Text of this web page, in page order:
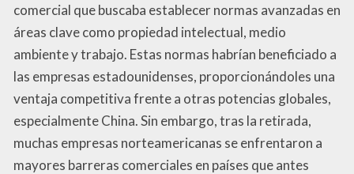
comercial que buscaba establecer normas avanzadas en
áreas clave como propiedad intelectual, medio
ambiente y trabajo. Estas normas habrían beneficiado a
las empresas estadounidenses, proporcionándoles una
ventaja competitiva frente a otras potencias globales,
especialmente China. Sin embargo, tras la retirada,
muchas empresas norteamericanas se enfrentaron a
mayores barreras comerciales en países que antes